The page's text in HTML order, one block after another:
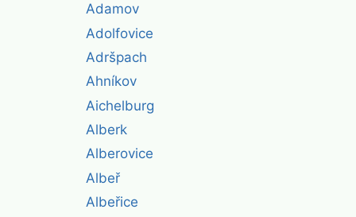
Adamov
Adolfovice
Adršpach
Ahníkov
Aichelburg
Alberk
Alberovice
Albeř
Albeřice